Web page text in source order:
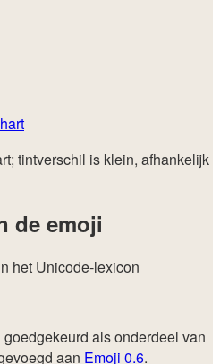
tintverschil is klein, afhankelijk
de emoji
het Unicode-lexicon
als onderdeel van
aan Emoji 0.6.